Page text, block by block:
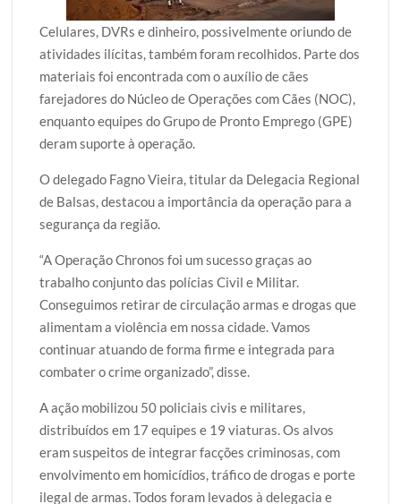
Celulares, DVRs e dinheiro, possivelmente oriundo de
atividades ilícitas, também foram recolhidos. Parte dos
materiais foi encontrada com o auxílio de cães
farejadores do Núcleo de Operações com Cães (NOC),
enquanto equipes do Grupo de Pronto Emprego (GPE)
deram suporte à operação.
O delegado Fagno Vieira, titular da Delegacia Regional
de Balsas, destacou a importância da operação para a
segurança da região.
“A Operação Chronos foi um sucesso graças ao
trabalho conjunto das polícias Civil e Militar.
Conseguimos retirar de circulação armas e drogas que
alimentam a violência em nossa cidade. Vamos
continuar atuando de forma firme e integrada para
combater o crime organizado”, disse.
A ação mobilizou 50 policiais civis e militares,
distribuídos em 17 equipes e 19 viaturas. Os alvos
eram suspeitos de integrar facções criminosas, com
envolvimento em homicídios, tráfico de drogas e porte
ilegal de armas. Todos foram levados à delegacia e